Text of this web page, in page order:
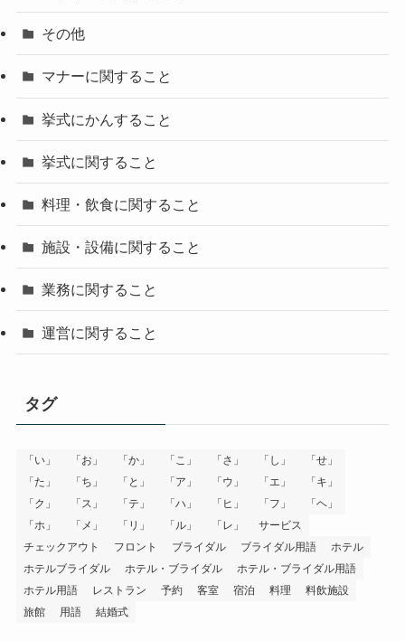
その他
マナーに関すること
挙式にかんすること
挙式に関すること
料理・飲食に関すること
施設・設備に関すること
業務に関すること
運営に関すること
タグ
「い」 「お」 「か」 「こ」 「さ」 「し」
「せ」
「た」
「ち」 「と」 「ア」 「ウ」 「エ」
「キ」
「ク」
「ス」 「テ」 「ハ」 「ヒ」 「フ」
「ヘ」
「ホ」
「メ」 「リ」 「ル」 「レ」
サービス
チェックアウト
フロント ブライダル ブライダル用語
ホテル
ホテルブライダル
ホテル・ブライダル
ホテル・ブライダル用語
ホテル用語
レストラン 予約 客室 宿泊 料理
料飲施設
旅館
用語 結婚式